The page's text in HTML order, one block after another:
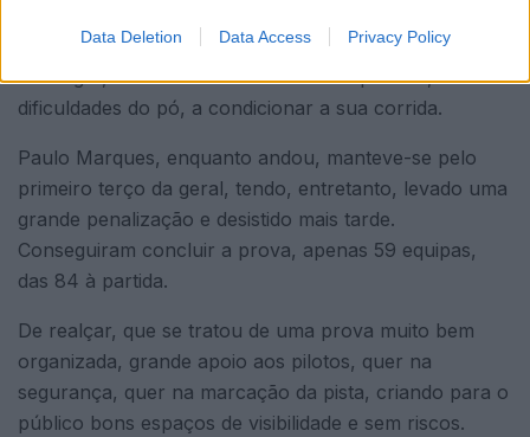
Data Deletion Data Access Privacy Policy
O navegador Arcélio Couto, conseguiu terminar em
31.º lugar, fruto de circular a meio do pelotão, com as
dificuldades do pó, a condicionar a sua corrida.
Paulo Marques, enquanto andou, manteve-se pelo
primeiro terço da geral, tendo, entretanto, levado uma
grande penalização e desistido mais tarde.
Conseguiram concluir a prova, apenas 59 equipas,
das 84 à partida.
De realçar, que se tratou de uma prova muito bem
organizada, grande apoio aos pilotos, quer na
segurança, quer na marcação da pista, criando para o
público bons espaços de visibilidade e sem riscos.